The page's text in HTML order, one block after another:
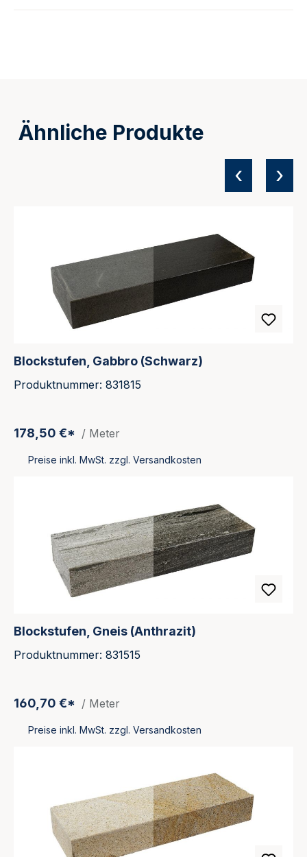
Ähnliche Produkte
Blockstufen, Gabbro (Schwarz)
Produktnummer: 831815
178,50 €* / Meter
Preise inkl. MwSt. zzgl. Versandkosten
Blockstufen, Gneis (Anthrazit)
Produktnummer: 831515
160,70 €* / Meter
Preise inkl. MwSt. zzgl. Versandkosten
‹ ›